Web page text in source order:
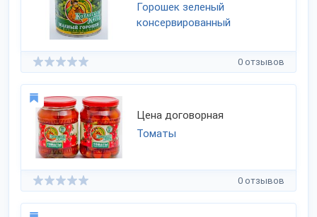
Горошек зеленый
консервированный
0 отзывов
Цена договорная
Томаты
0 отзывов